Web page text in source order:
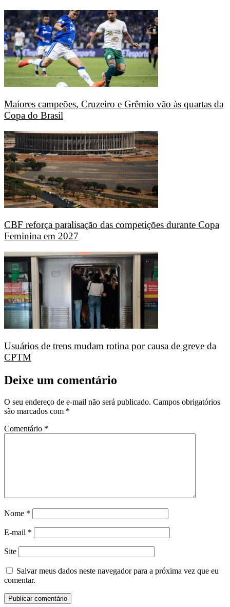
Maiores campeões, Cruzeiro e Grêmio vão às quartas da
Copa do Brasil
CBF reforça paralisação das competições durante Copa
Feminina em 2027
Usuários de trens mudam rotina por causa de greve da
CPTM
Deixe um comentário
O seu endereço de e-mail não será publicado. Campos obrigatórios
são marcados com *
Comentário *
Nome *
E-mail *
Site
Salvar meus dados neste navegador para a próxima vez que eu
comentar.